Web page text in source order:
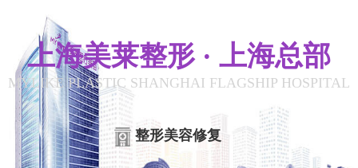
上海美莱整形 · 上海总部
MYLIKE PLASTIC SHANGHAI FLAGSHIP HOSPITAL
整形美容修复